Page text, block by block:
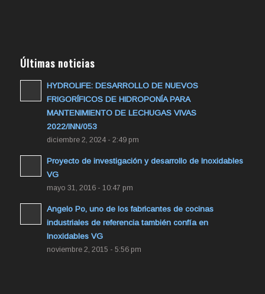
Últimas noticias
HYDROLIFE: DESARROLLO DE NUEVOS
FRIGORÍFICOS DE HIDROPONÍA PARA
MANTENIMIENTO DE LECHUGAS VIVAS
2022/INN/053
diciembre 2, 2024 - 2:49 pm
Proyecto de investigación y desarrollo de Inoxidables
VG
mayo 31, 2016 - 10:47 pm
Angelo Po, uno de los fabricantes de cocinas
industriales de referencia también confía en
Inoxidables VG
noviembre 2, 2015 - 5:56 pm